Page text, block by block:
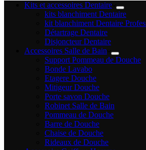
Kits et accessoires Dentaire
kits blanchiment Dentaire
kit blanchiment Dentaire
Détartrage Dentaire
Disjoncteur Dentaire
Accessoires Salle de Bain
Support Pommeau de Douche
Bonde Lavabo
Etagere Douche
Mitigeur Douche
Porte savon Douche
Robinet Salle de Bain
Pommeau de Douche
Barre de Douche
Chaise de Douche
Rideaux de Douche